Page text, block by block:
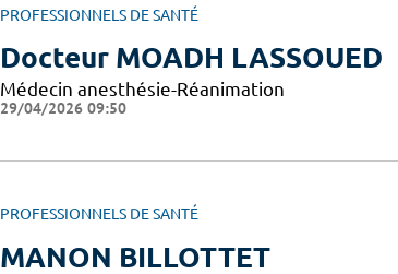
PROFESSIONNELS DE SANTÉ
Docteur MOADH LASSOUED
Médecin anesthésie-Réanimation
29/04/2026 09:50
PROFESSIONNELS DE SANTÉ
MANON BILLOTTET